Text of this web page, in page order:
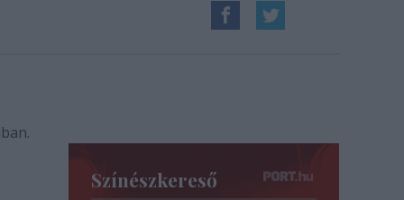
Színészkereső